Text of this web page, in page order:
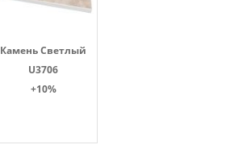
Камень Светлый
U3706
+10%